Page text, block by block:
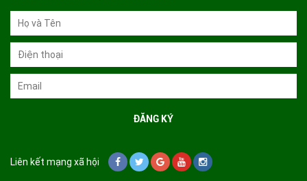
Liên kết mạng xã hội